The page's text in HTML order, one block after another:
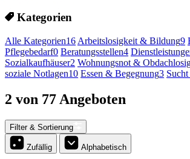
Kategorien
Alle Kategorien16 Arbeitslosigkeit & Bildung9
Pflegebedarf0 Beratungsstellen4
Sozialkaufhäuser2 Wohnungsnot &
soziale Notlagen10 Essen & Begegnung3
2 von 77 Angeboten
Filter & Sortierung
Zufällig Alphabetisch